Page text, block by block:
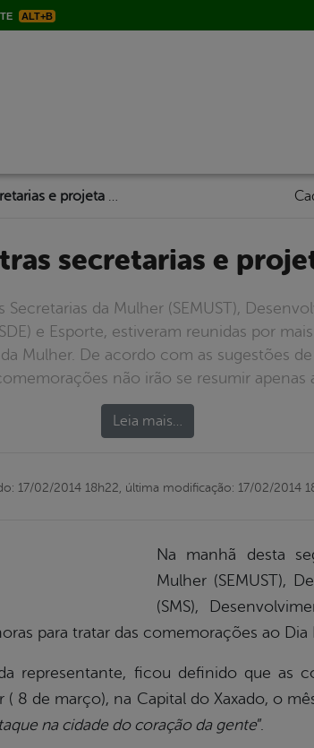
ALT+B
secretarias e
da Mulher (SEMUST),
e Esporte, estiveram reunidas por
Mulher. De acordo com as sugestões
não irão se resumir apenas
Leia mais…
17/02/2014 18h22, última modificação: 17/02/2014
Na manhã desta
Mulher (SEMUST),
(SMS),
para tratar das comemorações ao
representante, ficou definido que as
8 de março), na Capital do Xaxado, o
na cidade do coração da gente”.